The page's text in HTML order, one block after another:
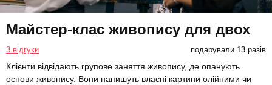
Майстер-клас живопису для двох
3 відгуки подарували 13 разів
Клієнти відвідають групове заняття живопису, де опанують
основи живопису. Вони напишуть власні картини олійними чи